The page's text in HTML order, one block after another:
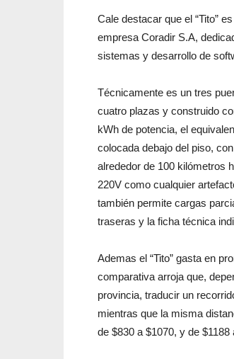
Cale destacar que el “Tito”
empresa Coradir S.A,
sistemas y desarrollo de
Técnicamente es un tres
cuatro plazas y construido
kWh de potencia, el
colocada debajo del piso,
alrededor de 100 kilómetros
220V como cualquier
también permite cargas
traseras y la ficha técnica
Ademas el “Tito” gasta en
comparativa arroja que,
provincia, traducir un
mientras que la misma
de $830 a $1070, y de